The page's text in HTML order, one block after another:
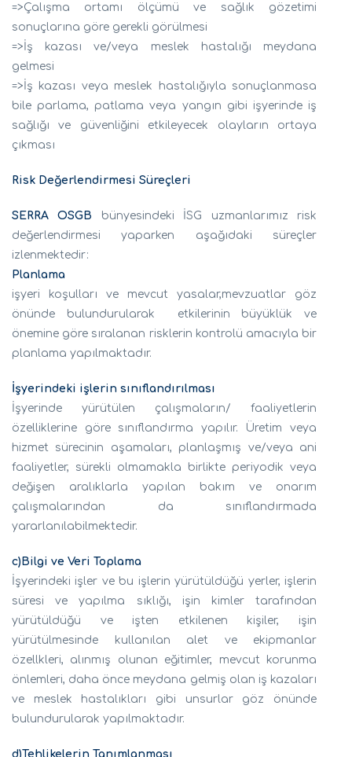
=>Çalışma ortamı ölçümü ve sağlık gözetimi
sonuçlarına göre gerekli görülmesi
=>İş kazası ve/veya meslek hastalığı meydana
gelmesi
=>İş kazası veya meslek hastalığıyla sonuçlanmasa
bile parlama, patlama veya yangın gibi işyerinde iş
sağlığı ve güvenliğini etkileyecek olayların ortaya
çıkması
Risk Değerlendirmesi Süreçleri
SERRA OSGB bünyesindeki İSG uzmanlarımız risk
değerlendirmesi yaparken aşağıdaki süreçler
izlenmektedir:
Planlama
işyeri koşulları ve mevcut yasalar,mevzuatlar göz
önünde bulundurularak etkilerinin büyüklük ve
önemine göre sıralanan risklerin kontrolü amacıyla bir
planlama yapılmaktadır.
İşyerindeki işlerin sınıflandırılması
İşyerinde yürütülen çalışmaların/ faaliyetlerin
özelliklerine göre sınıflandırma yapılır. Üretim veya
hizmet sürecinin aşamaları, planlaşmış ve/veya ani
faaliyetler, sürekli olmamakla birlikte periyodik veya
değişen aralıklarla yapılan bakım ve onarım
çalışmalarından da sınıflandırmada
yararlanılabilmektedir.
c)Bilgi ve Veri Toplama
İşyerindeki işler ve bu işlerin yürütüldüğü yerler, işlerin
süresi ve yapılma sıklığı, işin kimler tarafından
yürütüldüğü ve işten etkilenen kişiler, işin
yürütülmesinde kullanılan alet ve ekipmanlar
özellkleri, alınmış olunan eğitimler, mevcut korunma
önlemleri, daha önce meydana gelmiş olan iş kazaları
ve meslek hastalıkları gibi unsurlar göz önünde
bulundurularak yapılmaktadır.
d)Tehlikelerin Tanımlanması